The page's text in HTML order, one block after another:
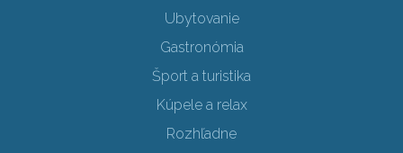
Ubytovanie
Gastronómia
Šport a turistika
Kúpele a relax
Rozhľadne